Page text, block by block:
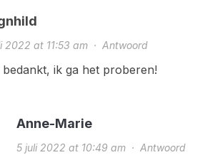
2022 at 11:53 am· Antwoord
bedankt, ik ga het proberen!
Anne-Marie
5 juli 2022 at 10:49 am· Antwoord